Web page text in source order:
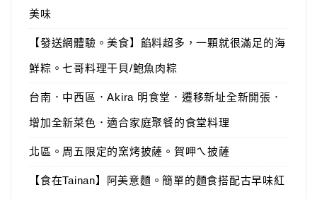
美味
【發送網體驗。美食】餡料超多，一顆就很滿足的海
鮮粽。七哥料理干貝/鮑魚肉粽
台南．中西區．Akira 明食堂．遷移新址全新開張．
增加全新菜色．適合家庭聚餐的食堂料理
北區。周五限定的窯烤披薩。賀呷ㄟ披薩
【食在Tainan】阿美意麵。簡單的麵食搭配古早味紅